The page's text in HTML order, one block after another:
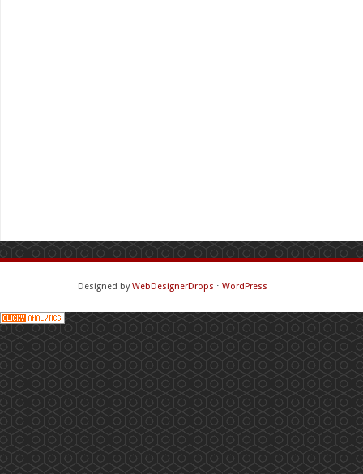
Designed byWebDesignerDrops ⋅ WordPress